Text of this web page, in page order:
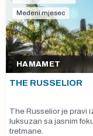
Medeni mjesec
HAMAMET
THE RUSSELIOR
The Russelior je pravi
luksuzan sa jasnim
tretmane.